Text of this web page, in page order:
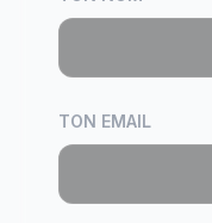
TON EMAIL